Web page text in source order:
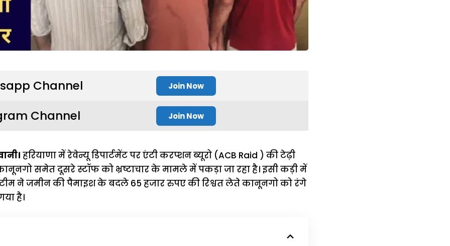
Channel Join Now
Channel Join Now
हरियाणा में रेवेन्यू डिपार्टमेंट पर एंटी करप्शन ब्यूरो (ACB Raid ) की टेढ़ी
समेत दूसरे स्टॉफ को भ्रष्टाचार के मामले में पकड़ा जा रहा है। इसी कड़ी में
टीम ने जमीन की पैमाइश के बदले 65 हजार रुपए की रिश्वत लेते कानूनगो को रंगे
है।